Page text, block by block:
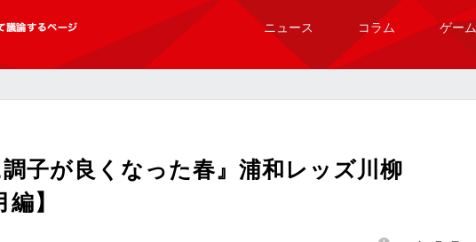
論するペ
ニュース コラム ゲーム
調子が良くなった春』浦和レッズ川柳
】